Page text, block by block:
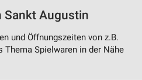
Sankt Augustin
und Öffnungszeiten von z.B.
Thema Spielwaren in der Nähe